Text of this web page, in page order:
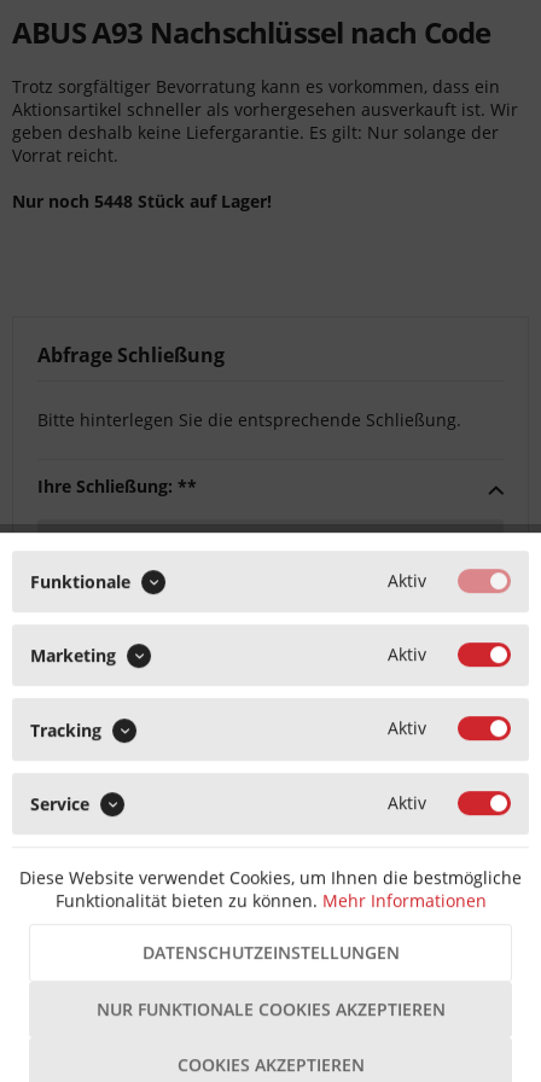
ABUS A93 Nachschlüssel nach Code
Trotz sorgfältiger Bevorratung kann es vorkommen, dass ein
Aktionsartikel schneller als vorhergesehen ausverkauft ist. Wir
geben deshalb keine Liefergarantie. Es gilt: Nur solange der
Vorrat reicht.
Nur noch 5448 Stück auf Lager!
Abfrage Schließung
Bitte hinterlegen Sie die entsprechende Schließung.
Ihre Schließung: **
3,39 € * UVP:20,70 € * (83,62% gespart)
Funktionale Aktiv
Marketing Aktiv
Tracking Aktiv
Service Aktiv
Diese Website verwendet Cookies, um Ihnen die bestmögliche
Funktionalität bieten zu können. Mehr Informationen
DATENSCHUTZEINSTELLUNGEN
NUR FUNKTIONALE COOKIES AKZEPTIEREN
COOKIES AKZEPTIEREN